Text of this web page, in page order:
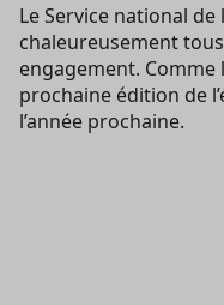
Le Service national
chaleureusement
engagement. Comme
prochaine édition de
l’année prochaine.